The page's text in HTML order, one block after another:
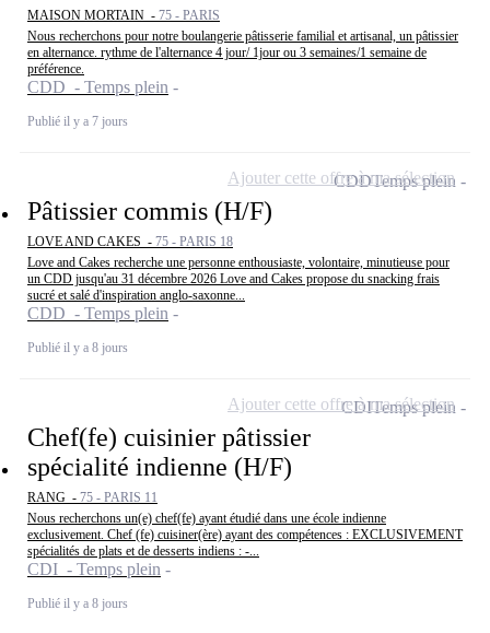
MAISON MORTAIN - 75 - PARIS
Nous recherchons pour notre boulangerie pâtisserie familial et artisanal, un pâtissier
en alternance. rythme de l'alternance 4 jour/ 1jour ou 3 semaines/1 semaine de
préférence.
CDD - Temps plein
Publié il y a 7 jours
Pâtissier commis (H/F)
LOVE AND CAKES - 75 - PARIS 18
Love and Cakes recherche une personne enthousiaste, volontaire, minutieuse pour
un CDD jusqu'au 31 décembre 2026 Love and Cakes propose du snacking frais
sucré et salé d'inspiration anglo-saxonne...
CDD - Temps plein
Publié il y a 8 jours
CDDTemps plein
Ajouter cette offre à ma sélection
Chef(fe) cuisinier pâtissier
spécialité indienne (H/F)
RANG - 75 - PARIS 11
Nous recherchons un(e) chef(fe) ayant étudié dans une école indienne
exclusivement. Chef (fe) cuisiner(ère) ayant des compétences : EXCLUSIVEMENT
spécialités de plats et de desserts indiens : -...
CDI - Temps plein
Publié il y a 8 jours
CDITemps plein
Ajouter cette offre à ma sélection